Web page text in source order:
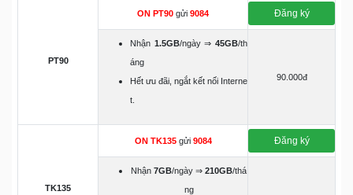
PT90
ON PT90 gửi 9084 Đăng ký
Nhận 1.5GB/ngày ⇒ 45GB/th
áng
Hết ưu đãi, ngắt kết nối Interne
t.
90.000đ
TK135
ON TK135 gửi 9084 Đăng ký
Nhận 7GB/ngày ⇒ 210GB/thá
ng